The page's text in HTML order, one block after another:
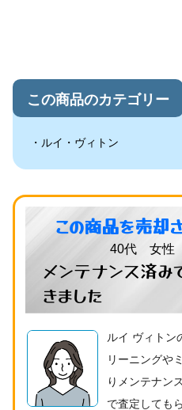
この商品のカテゴリー
ルイ・ヴィトン
この商品を売却
40代 女性
メンテナンス済み
きました
ルイ ヴィトン
リーニングや
りメンテナン
で査定しても